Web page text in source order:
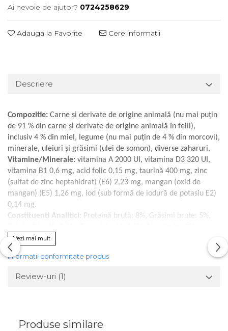
Ai nevoie de ajutor? 0724258629
Adauga la Favorite Cere informatii
Descriere
Compozitie: Carne și derivate de origine animală (nu mai puțin
de 91 % din carne și derivate de origine animală în felii),
inclusiv 4 % din miel, legume (nu mai puțin de 4 % din morcovi),
minerale, uleiuri și grăsimi (ulei de somon), diverse zaharuri.
Vitamine/Minerale: vitamina A 2000 UI, vitamina D3 320 UI,
vitamina B1 0,6 mg, acid folic 0,15 mg, taurină 400 mg, zinc
(sulfat de zinc heptahidrat) (E6) 2,23 mg, mangan (oxid de
mangan) (E5) 1,26 mg, iod (sub formă de iodură de potasiu E2)
0,14 mg.
Constituenti Analitici: Proteină brută: 8%, Grăsimi brute: 5%,
Calciu 0,3%, Fosfor 0,25 % Energie metabolică: 328 kJ/kg (78,4
kcal) (la 100 gr de hrană pentru animale de companie).
Nu conține alergeni și OMG-uri.
Asigurați-vă că există întotdeauna apă proaspătă și curată
Vezi mai mult
Informatii conformitate produs
Review-uri (1)
Produse similare